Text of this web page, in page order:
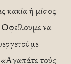
κακία ή μίσος
Οφείλουμε να
τούς